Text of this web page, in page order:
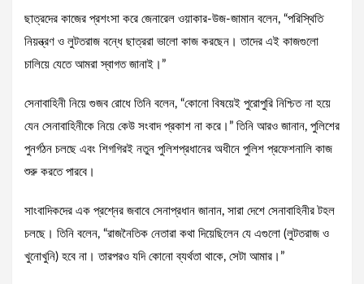
ছাত্রদের কাজের প্রশংসা করে জেনারেল ওয়াকার-উজ-জামান বলেন, “পরিস্থিতি
নিয়ন্ত্রণ ও লুটতরাজ বন্ধে ছাত্ররা ভালো কাজ করছেন। তাদের এই কাজগুলো
চালিয়ে যেতে আমরা স্বাগত জানাই।”
সেনাবাহিনী নিয়ে গুজব রোধে তিনি বলেন, “কোনো বিষয়েই পুরোপুরি নিশ্চিত না হয়ে
যেন সেনাবাহিনীকে নিয়ে কেউ সংবাদ প্রকাশ না করে।” তিনি আরও জানান, পুলিশের
পুনর্গঠন চলছে এবং শিগগিরই নতুন পুলিশপ্রধানের অধীনে পুলিশ প্রফেশনালি কাজ
শুরু করতে পারবে।
সাংবাদিকদের এক প্রশ্নের জবাবে সেনাপ্রধান জানান, সারা দেশে সেনাবাহিনীর টহল
চলছে। তিনি বলেন, “রাজনৈতিক নেতারা কথা দিয়েছিলেন যে এগুলো (লুটতরাজ ও
খুনোখুনি) হবে না। তারপরও যদি কোনো ব্যর্থতা থাকে, সেটা আমার।”